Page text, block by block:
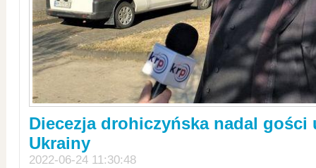
Diecezja drohiczyńska nadal gości
Ukrainy
2022-06-24 11:30:48